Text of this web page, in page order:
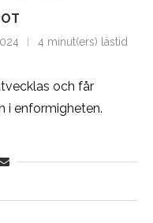
4 minut(ers) lästid
och får
i enformigheten.